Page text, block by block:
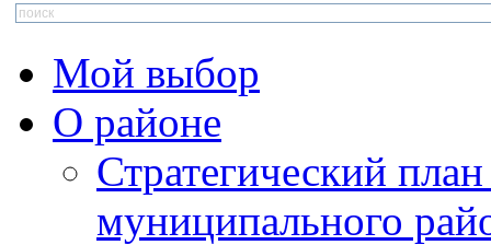
Мой выбор
О районе
Стратегический
муниципального